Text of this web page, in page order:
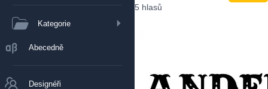
Kategorie
Abecedně
Designéři
5 hlasů